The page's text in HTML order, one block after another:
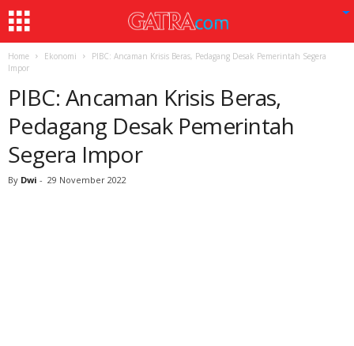
Home Ekonomi
PIBC: Ancaman Krisis Beras, Pedagang Desak Pemerintah Segera
Impor
PIBC: Ancaman Krisis Beras,
Pedagang Desak Pemerintah
Segera Impor
By Dwi - 29 November 2022